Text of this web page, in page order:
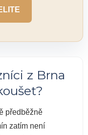
z Brna
předběžně
zatím není